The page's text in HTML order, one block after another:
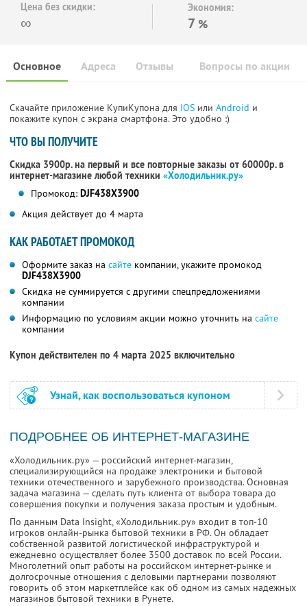
Цена без скидки:
∞
Экономия:
7 %
Основное Отзывы Вопросы по акции
Адреса
Скачайте приложение КупиКупона для IOS или Android и
покажите купон с экрана смартфона. Это удобно :)
ЧТО ВЫ ПОЛУЧИТЕ
Скидка 3900р. на первый и все повторные заказы от 60000р. в
интернет-магазине любой техники «Холодильник.ру»
Промокод: DJF438X3900
Акция действует до 4 марта
КАК РАБОТАЕТ ПРОМОКОД
Оформите заказ на сайте компании, укажите промокод
DJF438X3900
Скидка не суммируется с другими спецпредложениями
компании
Информацию по условиям акции можно уточнить на сайте
компании
Купон действителен по 4 марта 2025 включительно
Узнай, как воспользоваться купоном
ПОДРОБНЕЕ ОБ ИНТЕРНЕТ-МАГАЗИНЕ
«Холодильник.ру» — российский интернет-магазин,
специализирующийся на продаже электроники и бытовой
техники отечественного и зарубежного производства. Основная
задача магазина — сделать путь клиента от выбора товара до
совершения покупки и получения заказа простым и удобным.
По данным Data Insight, «Холодильник.ру» входит в топ-10
игроков онлайн-рынка бытовой техники в РФ. Он обладает
собственной развитой логистической инфраструктурой и
ежедневно осуществляет более 3500 доставок по всей России.
Многолетний опыт работы на российском интернет-рынке и
долгосрочные отношения с деловыми партнерами позволяют
говорить об этом маркетплейсе как об одном из самых надежных
магазинов бытовой техники в Рунете.